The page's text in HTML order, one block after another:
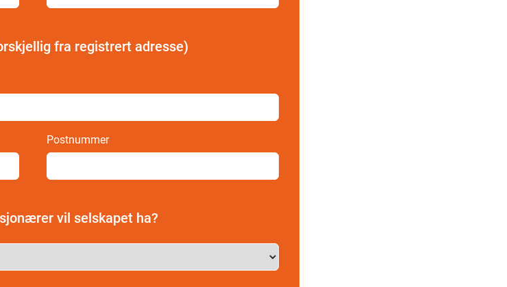
fra registrert adresse)
Postnummer
vil selskapet ha?